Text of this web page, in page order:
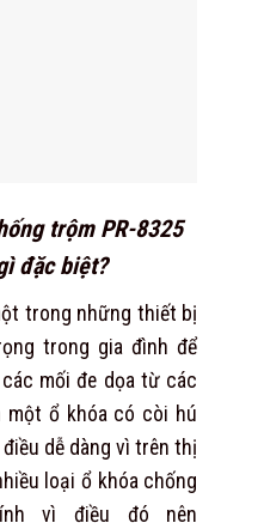
trộm PR-8325
đặc biệt?
trong những thiết bị
trong gia đình để
mối đe dọa từ các
ổ khóa có còi hú
dễ dàng vì trên thị
loại ổ khóa chống
vì điều đó nên